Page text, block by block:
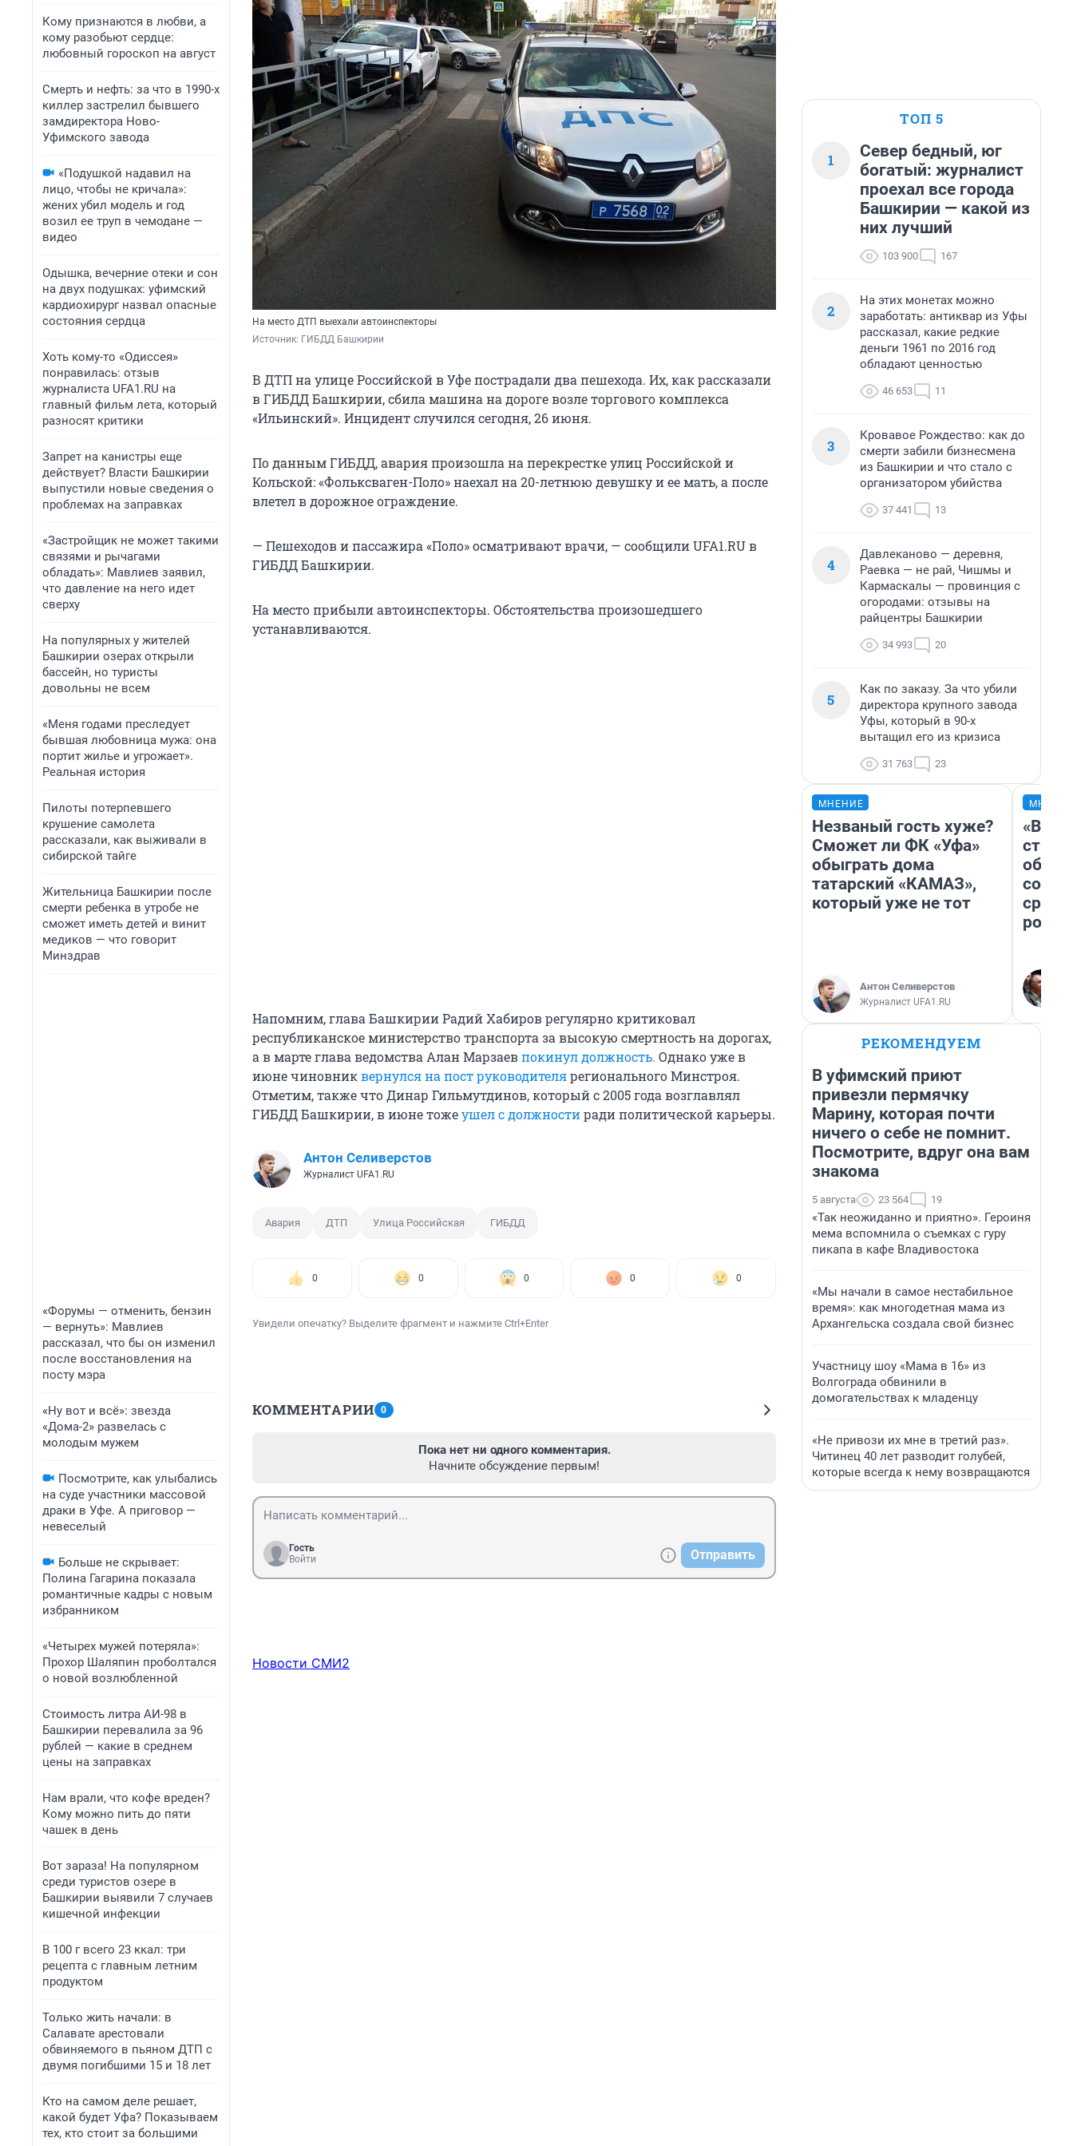
Кому признаются в любви, а
кому разобьют сердце:
любовный гороскоп на август
Смерть и нефть: за что в 1990-х
киллер застрелил бывшего
замдиректора Ново-
Уфимского завода
«Подушкой надавил на
лицо, чтобы не кричала»:
жених убил модель и год
возил ее труп в чемодане —
видео
Одышка, вечерние отеки и сон
на двух подушках: уфимский
кардиохирург назвал опасные
состояния сердца
Хоть кому-то «Одиссея»
понравилась: отзыв
журналиста UFA1.RU на
главный фильм лета, который
разносят критики
Запрет на канистры еще
действует? Власти Башкирии
выпустили новые сведения о
проблемах на заправках
«Застройщик не может такими
связями и рычагами
обладать»: Мавлиев заявил,
что давление на него идет
сверху
На популярных у жителей
Башкирии озерах открыли
бассейн, но туристы
довольны не всем
«Меня годами преследует
бывшая любовница мужа: она
портит жилье и угрожает».
Реальная история
Пилоты потерпевшего
крушение самолета
рассказали, как выживали в
сибирской тайге
Жительница Башкирии после
смерти ребенка в утробе не
сможет иметь детей и винит
медиков — что говорит
Минздрав
«Форумы — отменить, бензин
— вернуть»: Мавлиев
рассказал, что бы он изменил
после восстановления на
посту мэра
«Ну вот и всё»: звезда
«Дома-2» развелась с
молодым мужем
Посмотрите, как улыбались
на суде участники массовой
драки в Уфе. А приговор —
невеселый
Больше не скрывает:
Полина Гагарина показала
романтичные кадры с новым
избранником
«Четырех мужей потеряла»:
Прохор Шаляпин проболтался
о новой возлюбленной
Стоимость литра АИ-98 в
Башкирии перевалила за 96
рублей — какие в среднем
цены на заправках
Нам врали, что кофе вреден?
Кому можно пить до пяти
чашек в день
Вот зараза! На популярном
среди туристов озере в
Башкирии выявили 7 случаев
кишечной инфекции
В 100 г всего 23 ккал: три
рецепта с главным летним
продуктом
Только жить начали: в
Салавате арестовали
обвиняемого в пьяном ДТП с
двумя погибшими 15 и 18 лет
Кто на самом деле решает,
какой будет Уфа? Показываем
тех, кто стоит за большими
На место ДТП выехали автоинспекторы
Источник: ГИБДД Башкирии
В ДТП на улице Российской в Уфе пострадали два пешехода. Их, как рассказали
в ГИБДД Башкирии, сбила машина на дороге возле торгового комплекса
«Ильинский». Инцидент случился сегодня, 26 июня.
По данным ГИБДД, авария произошла на перекрестке улиц Российской и
Кольской: «Фольксваген-Поло» наехал на 20-летнюю девушку и ее мать, а после
влетел в дорожное ограждение.
— Пешеходов и пассажира «Поло» осматривают врачи, — сообщили UFA1.RU в
ГИБДД Башкирии.
На место прибыли автоинспекторы. Обстоятельства произошедшего
устанавливаются.
Напомним, глава Башкирии Радий Хабиров регулярно критиковал
республиканское министерство транспорта за высокую смертность на дорогах,
а в марте глава ведомства Алан Марзаевпокинул должность. Однако уже в
июне чиновниквернулся на пост руководителярегионального Минстроя.
Отметим, также что Динар Гильмутдинов, который с 2005 года возглавлял
ГИБДД Башкирии, в июне тожеушел с должностиради политической карьеры.
Антон Селиверстов
Журналист UFA1.RU
Авария ДТП Улица Российская ГИБДД
0 0 0 0 0
Увидели опечатку? Выделите фрагмент и нажмите Ctrl+Enter
КОММЕНТАРИИ 0
Пока нет ни одного комментария.
Начните обсуждение первым!
Гость
Войти
Отправить
Новости СМИ2
ТОП 5
1
Север бедный, юг
богатый: журналист
проехал все города
Башкирии — какой из
них лучший
103 900 167
2
На этих монетах можно
заработать: антиквар из Уфы
рассказал, какие редкие
деньги 1961 по 2016 год
обладают ценностью
46 653 11
3
Кровавое Рождество: как до
смерти забили бизнесмена
из Башкирии и что стало с
организатором убийства
37 441 13
4
Давлеканово — деревня,
Раевка — не рай, Чишмы и
Кармаскалы — провинция с
огородами: отзывы на
райцентры Башкирии
34 993 20
5
Как по заказу. За что убили
директора крупного завода
Уфы, который в 90-х
вытащил его из кризиса
31 763 23
МНЕНИЕ
Незваный гость хуже?
Сможет ли ФК «Уфа»
обыграть дома
татарский «КАМАЗ»,
который уже не тот
Антон Селиверстов
Журналист UFA1.RU
«В
РЕКОМЕНДУЕМ
В уфимский приют
привезли пермячку
Марину, которая почти
ничего о себе не помнит.
Посмотрите, вдруг она вам
знакома
5 августа 23 564 19
«Так неожиданно и приятно». Героиня
мема вспомнила о съемках с гуру
пикапа в кафе Владивостока
«Мы начали в самое нестабильное
время»: как многодетная мама из
Архангельска создала свой бизнес
Участницу шоу «Мама в 16» из
Волгограда обвинили в
домогательствах к младенцу
«Не привози их мне в третий раз».
Читинец 40 лет разводит голубей,
которые всегда к нему возвращаются